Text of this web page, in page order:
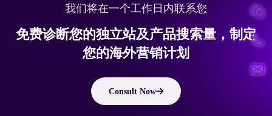
我们将在一个工作日内联系您
免费诊断您的独立站及产品搜索量，制定
您的海外营销计划
Consult Now